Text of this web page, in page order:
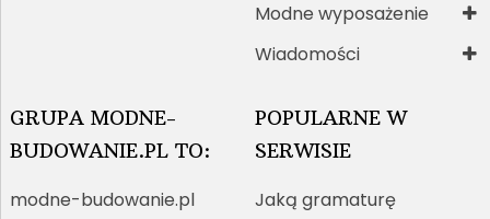
Modne wyposażenie
Wiadomości
GRUPA MODNE-
BUDOWANIE.PL TO:
modne-budowanie.pl
POPULARNE W
SERWISIE
Jaką gramaturę